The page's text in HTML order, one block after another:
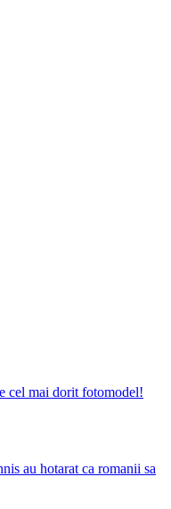
cel mai dorit fotomodel!
au hotarat ca romanii sa